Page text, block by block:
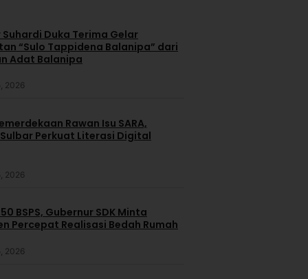
Duka Terima Gelar
“Sulo Tappidena Balanipa” dari
Adat Balanipa
2026
Rawan Isu SARA,
Perkuat Literasi Digital
2026
BSPS, Gubernur SDK Minta
Percepat Realisasi Bedah Rumah
2026